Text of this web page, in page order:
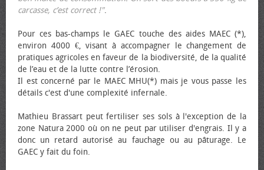
carcasse, c’est correct !".
Pour ces bas-champs le GAEC touche des aides MAEC (*),
environ 4000 €, visant à accompagner le changement de
pratiques agricoles en faveur de la biodiversité, de la qualité
de l’eau et de la lutte contre l’érosion.
Il est concerné par le MAEC MHU(*) mais je vous passe les
détails c'est d'une complexité infernale.
Mathieu Brassart peut fertiliser ses sols à l'exception de la
zone Natura 2000 où on ne peut par utiliser d'engrais. Il y a
donc un retard autorisé au fauchage ou au pâturage. Le
GAEC y fait du foin.